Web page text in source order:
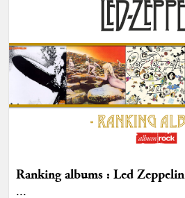
Ranking albums : Led Zeppelin
...